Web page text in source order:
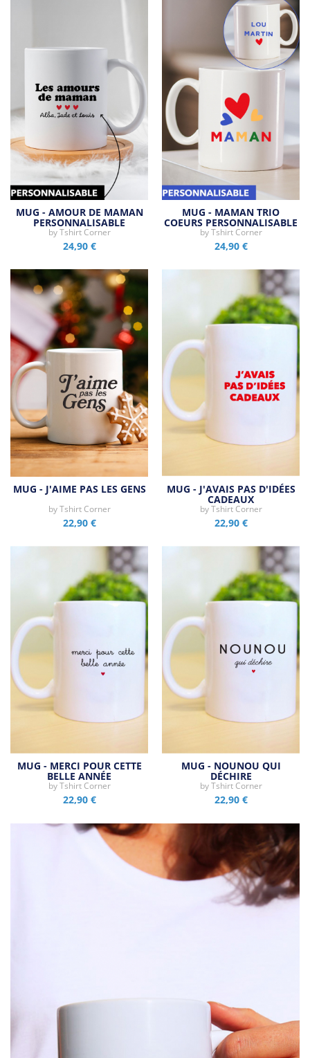
MUG - AMOUR DE MAMAN
PERSONNALISABLE
byTshirt Corner
24,90 €
MUG - MAMAN TRIO
COEURS PERSONNALISABLE
byTshirt Corner
24,90 €
MUG - J'AIME PAS LES GENS
byTshirt Corner
22,90 €
MUG - J'AVAIS PAS D'IDÉES
CADEAUX
byTshirt Corner
22,90 €
MUG - MERCI POUR CETTE
BELLE ANNÉE
byTshirt Corner
22,90 €
MUG - NOUNOU QUI
DÉCHIRE
byTshirt Corner
22,90 €